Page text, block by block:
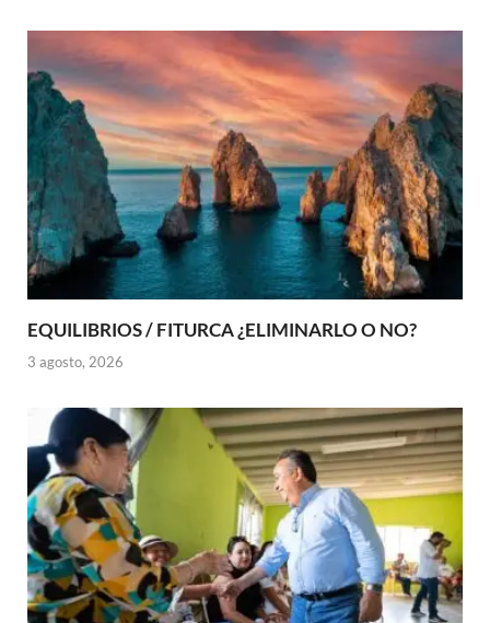
EQUILIBRIOS / FITURCA ¿ELIMINARLO O NO?
3 agosto, 2026